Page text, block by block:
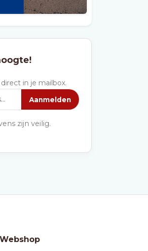
in je mailbox.
Aanmelden
zijn veilig.
Webshop